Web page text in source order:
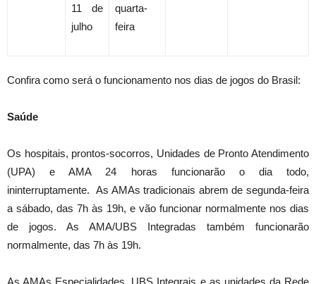
11 de
julho
quarta-
feira
Confira como será o funcionamento nos dias de jogos do Brasil:
Saúde
Os hospitais, prontos-socorros, Unidades de Pronto Atendimento
(UPA) e AMA 24 horas funcionarão o dia todo,
ininterruptamente. As AMAs tradicionais abrem de segunda-feira
a sábado, das 7h às 19h, e vão funcionar normalmente nos dias
de jogos. As AMA/UBS Integradas também funcionarão
normalmente, das 7h às 19h.
As AMAs Especialidades, UBS Integrais e as unidades da Rede